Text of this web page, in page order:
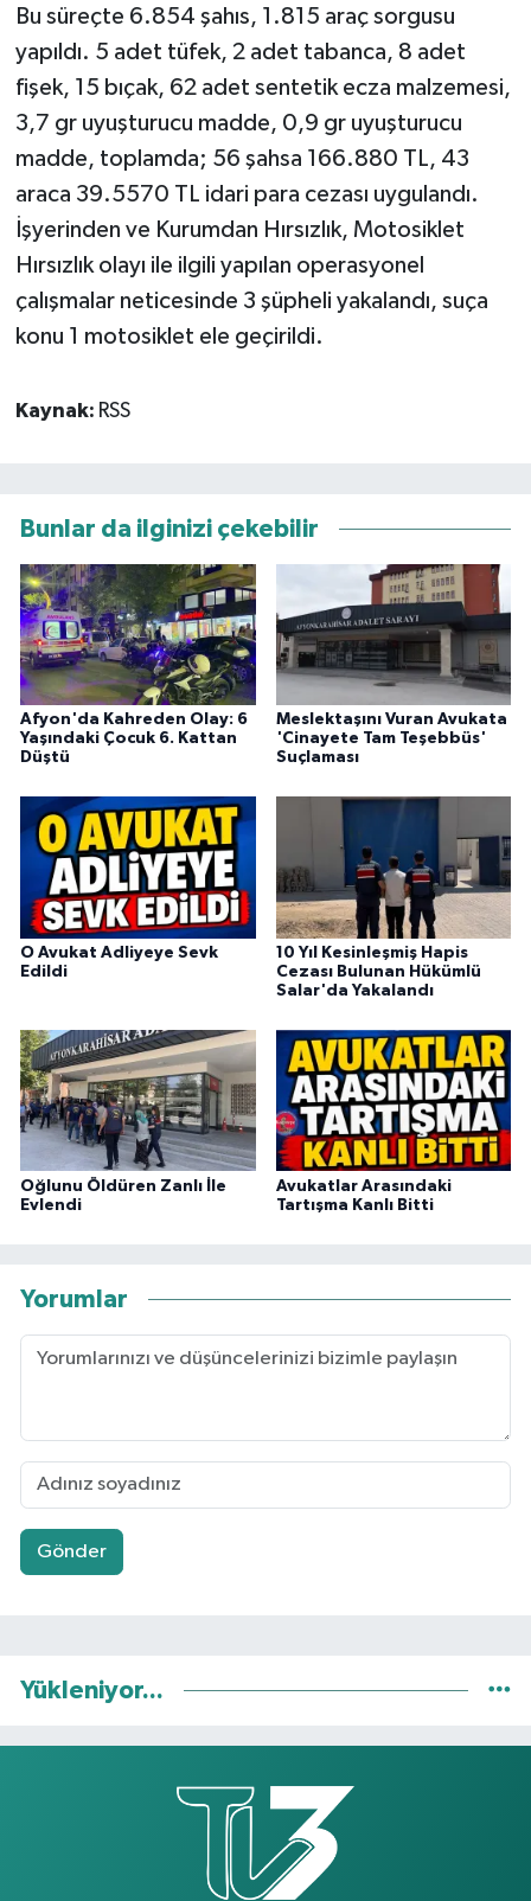
Bu süreçte 6.854 şahıs, 1.815 araç sorgusu
yapıldı. 5 adet tüfek, 2 adet tabanca, 8 adet
fişek, 15 bıçak, 62 adet sentetik ecza malzemesi,
3,7 gr uyuşturucu madde, 0,9 gr uyuşturucu
madde, toplamda; 56 şahsa 166.880 TL, 43
araca 39.5570 TL idari para cezası uygulandı.
İşyerinden ve Kurumdan Hırsızlık, Motosiklet
Hırsızlık olayı ile ilgili yapılan operasyonel
çalışmalar neticesinde 3 şüpheli yakalandı, suça
konu 1 motosiklet ele geçirildi.
Kaynak: RSS
Bunlar da ilginizi çekebilir
Afyon'da Kahreden Olay: 6
Yaşındaki Çocuk 6. Kattan
Düştü
Meslektaşını Vuran Avukata
'Cinayete Tam Teşebbüs'
Suçlaması
O Avukat Adliyeye Sevk
Edildi
10 Yıl Kesinleşmiş Hapis
Cezası Bulunan Hükümlü
Salar'da Yakalandı
Oğlunu Öldüren Zanlı İle
Evlendi
Avukatlar Arasındaki
Tartışma Kanlı Bitti
Yorumlar
Gönder
Yükleniyor...